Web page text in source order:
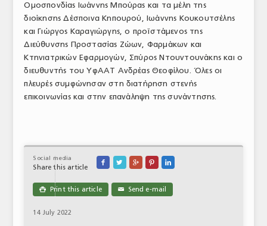
Ομοσπονδίας Ιωάννης Μπούρας και τα μέλη της
διοίκησης Δέσποινα Κηπουρού, Ιωάννης Κουκουτσέλης
και Γιώργος Καραγιώργης, ο προϊστάμενος της
Διεύθυνσης Προστασίας Ζώων, Φαρμάκων και
Κτηνιατρικών Εφαρμογών, Σπύρος Ντουντουνάκης και ο
διευθυντής του ΥφΑΑΤ Ανδρέας Θεοφίλου. Όλες οι
πλευρές συμφώνησαν στη διατήρηση στενής
επικοινωνίας και στην επανάληψη της συνάντησης.
Social media
Share this article
    
 Print this article ✉ Send e-mail
14 July 2022